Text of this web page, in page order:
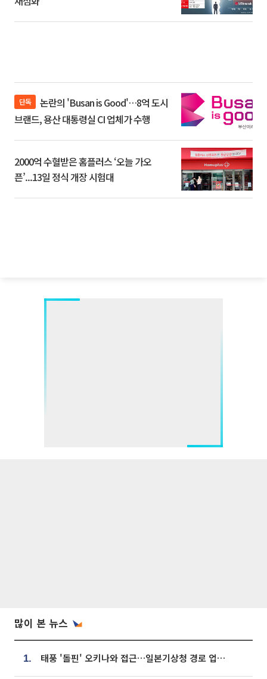
단독
브랜드, 용산 대통령실 CI 업체가 수행
2000억 수혈받은 홈플러스 ‘오늘 가오
픈’...13일 정식 개장 시험대
많이 본 뉴스
1. 태풍 '돌핀' 오키나와 접근…일본기상청 경로 업데이트